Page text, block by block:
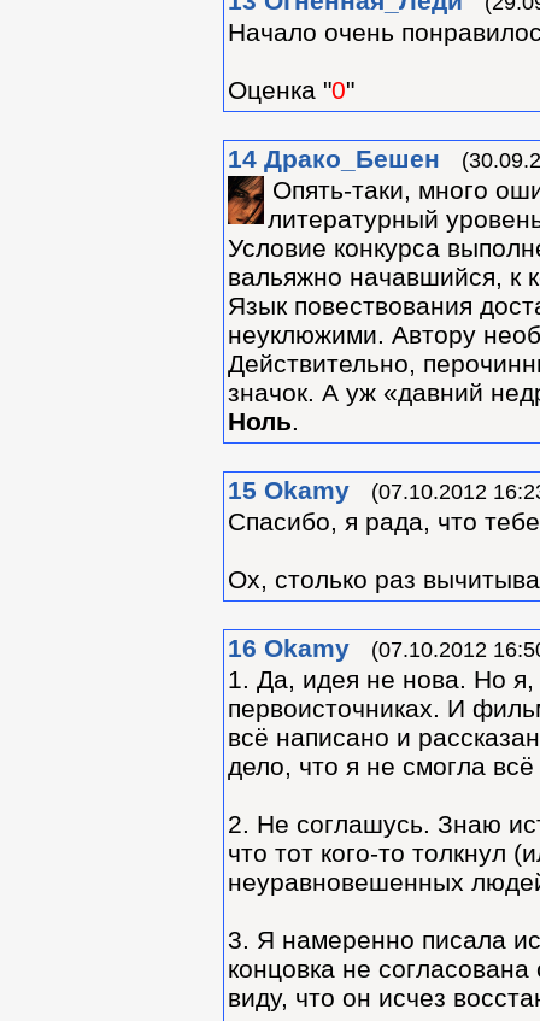
Начало очень
Оценка "0"
14 Драко_Бешен
Опять-таки, много
литературный
Условие конкурса
вальяжно начавшийся, к
Язык повествования
неуклюжими. Автору
Действительно,
значок. А уж «давний
Ноль.
15 Okamy (07.10.2012
Спасибо, я рада, что
Ох, столько раз
16 Okamy (07.10.2012
1. Да, идея не нова. Но я,
первоисточниках. И
всё написано и
дело, что я не смогла
2. Не соглашусь. Знаю
что тот кого-то толкнул
неуравновешенных
3. Я намеренно писала
концовка не
виду, что он исчез